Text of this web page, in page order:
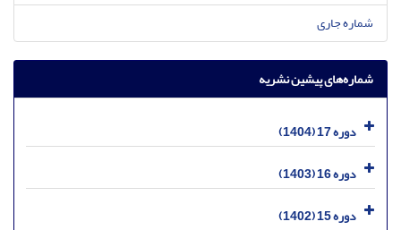
شماره جاری
شماره‌های پیشین نشریه
دوره 17 (1404)
دوره 16 (1403)
دوره 15 (1402)